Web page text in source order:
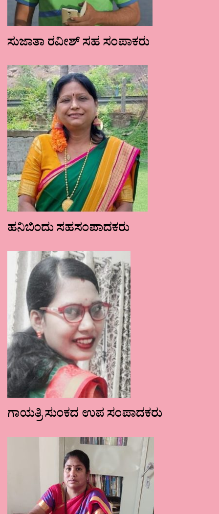
ಸುಜಾತಾ ರವೀಶ್ ಸಹ ಸಂಪಾಕರು
ಹನಿಬಿಂದು ಸಹಸಂಪಾದಕರು
ಗಾಯತ್ರಿ ಸುಂಕದ ಉಪ ಸಂಪಾದಕರು